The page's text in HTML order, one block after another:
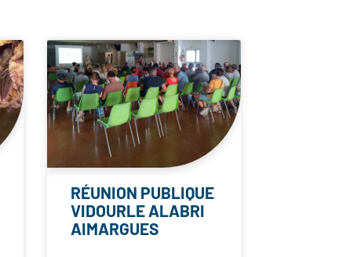
RÉUNION PUBLIQUE
VIDOURLE ALABRI
AIMARGUES